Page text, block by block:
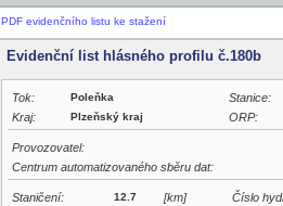
PDF evidenčního listu ke stažení
Evidenční list hlásného profilu č.180b
Tok: Poleňka
Stanice:
Kraj:
Plzeňský kraj ORP:
Provozovatel:
Centrum automatizovaného sběru dat:
Staničení: 12.7 [km]
Číslo